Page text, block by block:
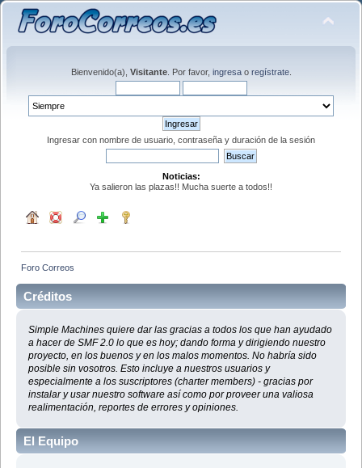
Bienvenido(a), Visitante. Por favor, ingresao regístrate.
Ingresar con nombre de usuario, contraseña y duración de la sesión
Noticias:
Ya salieron las plazas!! Mucha suerte a todos!!
Foro Correos
Créditos
Simple Machines quiere dar las gracias a todos los que han ayudado
a hacer de SMF 2.0 lo que es hoy; dando forma y dirigiendo nuestro
proyecto, en los buenos y en los malos momentos. No habría sido
posible sin vosotros. Esto incluye a nuestros usuarios y
especialmente a los suscriptores (charter members) - gracias por
instalar y usar nuestro software así como por proveer una valiosa
realimentación, reportes de errores y opiniones.
El Equipo